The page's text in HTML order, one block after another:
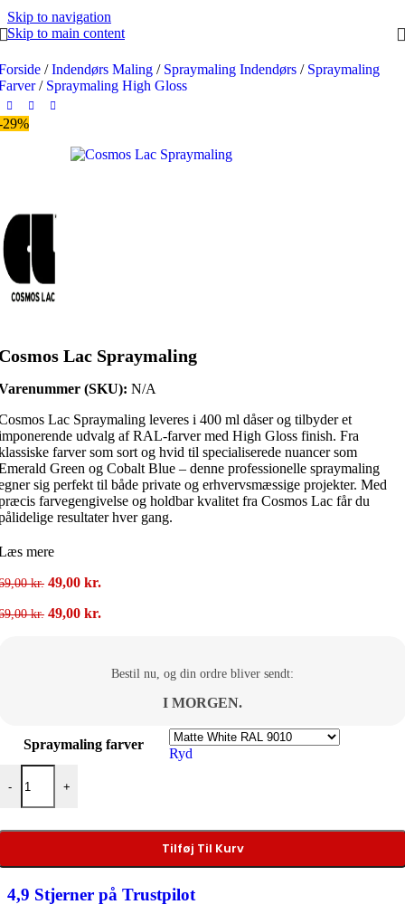
Skip to navigation
Skip to main content
/ Indendørs Maling / Spraymaling Indendørs / Spraymaling
/ Spraymaling High Gloss
29%
Lac Spraymaling
(SKU): N/A
Lac Spraymaling leveres i 400 ml dåser og tilbyder et
udvalg af RAL-farver med High Gloss finish. Fra
farver som sort og hvid til specialiserede nuancer som
Green og Cobalt Blue – denne professionelle spraymaling
sig perfekt til både private og erhvervsmæssige projekter. Med
farvegengivelse og holdbar kvalitet fra Cosmos Lac får du
resultater hver gang.
mere
kr. Den
pris
49,00 kr.
pris
kr. Den
49,00 kr.
49,00 kr..
Bestil nu, og din ordre bliver sendt:
I MORGEN.
Spraymaling farver
Ryd
-
Lac Spraymaling antal
+
Tilføj Til Kurv
4,9 Stjerner på Trustpilot